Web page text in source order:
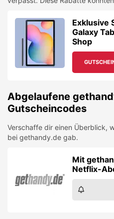
Exklusive
Galaxy
Shop
Abgelaufene
Gutscheincodes
Verschaffe dir einen Überblick,
bei gethandy.de gab.
Mit
Netflix-